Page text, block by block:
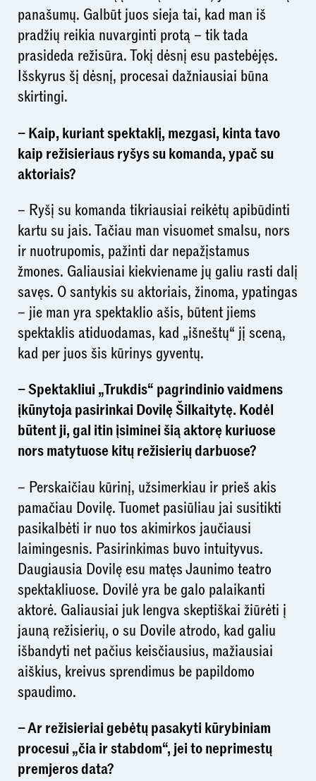
panašumų. Galbūt juos sieja tai, kad man iš
pradžių reikia nuvarginti protą – tik tada
prasideda režisūra. Tokį dėsnį esu pastebėjęs.
Išskyrus šį dėsnį, procesai dažniausiai būna
skirtingi.
– Kaip, kuriant spektaklį, mezgasi, kinta tavo
kaip režisieriaus ryšys su komanda, ypač su
aktoriais?
– Ryšį su komanda tikriausiai reikėtų apibūdinti
kartu su jais. Tačiau man visuomet smalsu, nors
ir nuotrupomis, pažinti dar nepažįstamus
žmones. Galiausiai kiekviename jų galiu rasti dalį
savęs. O santykis su aktoriais, žinoma, ypatingas
– jie man yra spektaklio ašis, būtent jiems
spektaklis atiduodamas, kad „išneštų“ jį sceną,
kad per juos šis kūrinys gyventų.
– Spektakliui „Trukdis“ pagrindinio vaidmens
įkūnytoja pasirinkai Dovilę Šilkaitytę. Kodėl
būtent ji, gal itin įsiminei šią aktorę kuriuose
nors matytuose kitų režisierių darbuose?
– Perskaičiau kūrinį, užsimerkiau ir prieš akis
pamačiau Dovilę. Tuomet pasiūliau jai susitikti
pasikalbėti ir nuo tos akimirkos jaučiausi
laimingesnis. Pasirinkimas buvo intuityvus.
Daugiausia Dovilę esu matęs Jaunimo teatro
spektakliuose. Dovilė yra be galo palaikanti
aktorė. Galiausiai juk lengva skeptiškai žiūrėti į
jauną režisierių, o su Dovile atrodo, kad galiu
išbandyti net pačius keisčiausius, mažiausiai
aiškius, kreivus sprendimus be papildomo
spaudimo.
– Ar režisieriai gebėtų pasakyti kūrybiniam
procesui „čia ir stabdom“, jei to neprimestų
premjeros data?